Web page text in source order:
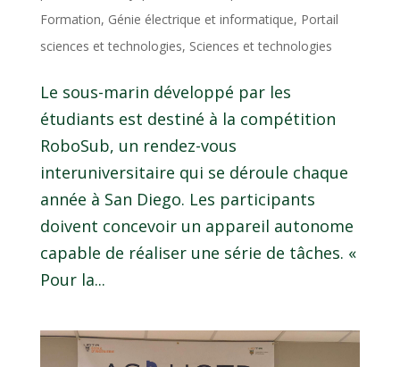
Formation, Génie électrique et informatique, Portail
sciences et technologies, Sciences et technologies
Le sous-marin développé par les
étudiants est destiné à la compétition
RoboSub, un rendez-vous
interuniversitaire qui se déroule chaque
année à San Diego. Les participants
doivent concevoir un appareil autonome
capable de réaliser une série de tâches. «
Pour la...